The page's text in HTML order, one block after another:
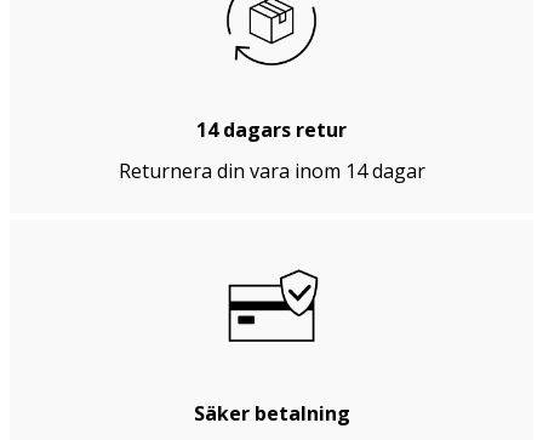
14 dagars retur
Returnera din vara inom 14 dagar
Säker betalning